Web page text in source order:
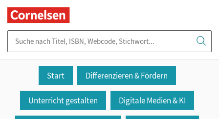
Start Differenzieren & Fördern
Unterricht gestalten Digitale Medien & KI